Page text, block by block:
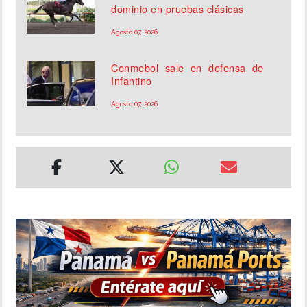
dominio en pruebas clásicas
Agosto 07, 2026
Conmebol sale en defensa de
Infantino
Agosto 07, 2026